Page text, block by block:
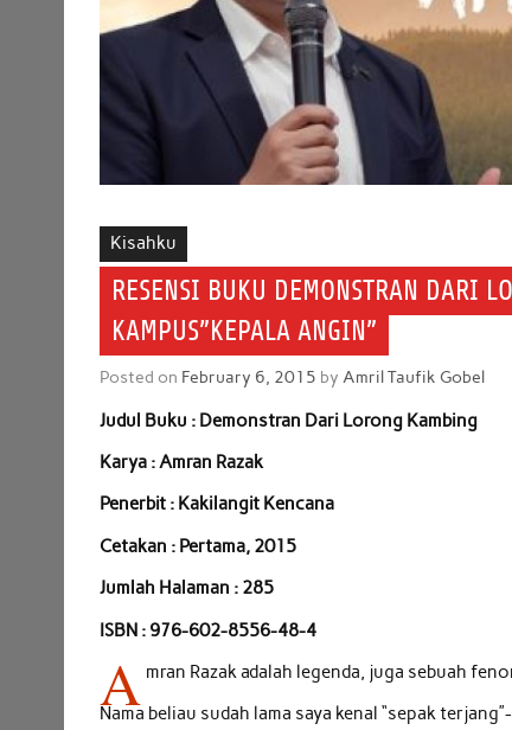
Kisahku
RESENSI BUKU DEMONSTRAN DARI
KAMPUS”KEPALA ANGIN”
Posted on February 6, 2015 byAmril Taufik Gobel
Judul Buku : Demonstran Dari Lorong Kambing
Karya : Amran Razak
Penerbit : Kakilangit Kencana
Cetakan : Pertama, 2015
Jumlah Halaman : 285
ISBN : 976-602-8556-48-4
A mran Razak adalah legenda, juga sebuah
Nama beliau sudah lama saya kenal “sepak